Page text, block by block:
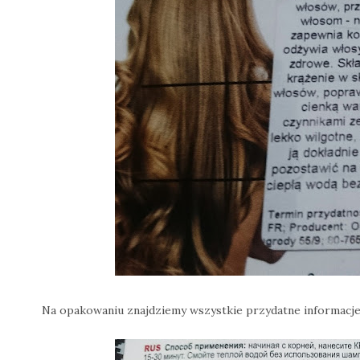
Na opakowaniu znajdziemy wszystkie przydatne